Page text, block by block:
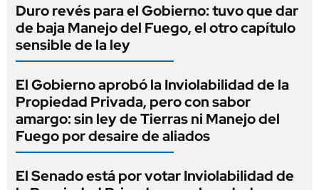
Duro revés para el Gobierno: tuvo que dar
de baja Manejo del Fuego, el otro capítulo
sensible de la ley
El Gobierno aprobó la Inviolabilidad de la
Propiedad Privada, pero con sabor
amargo: sin ley de Tierras ni Manejo del
Fuego por desaire de aliados
El Senado está por votar Inviolabilidad de